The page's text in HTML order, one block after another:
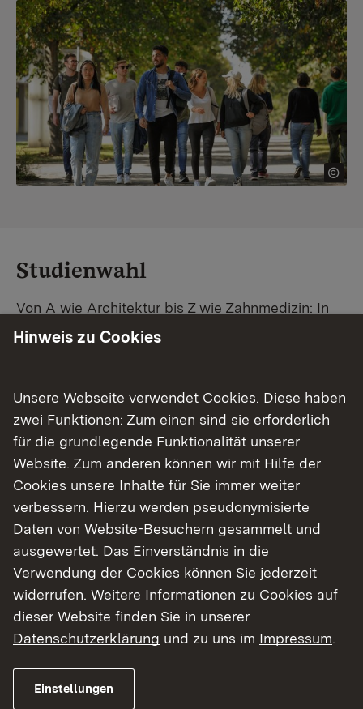
Studienwahl
Von A wie Architektur bis Z wie Zahnmedizin: In
Baden-Württemberg warten unzählige
Studiengangsuche schnell den passenden
Studienplatz. Außerdem gibt's eine Schritt-für-
Schritt-Anleitung zu deinem Traum-Studium.
Finde dein Studium in Baden-Württemberg
Hinweis zu Cookies
Unsere Webseite verwendet Cookies. Diese haben
zwei Funktionen: Zum einen sind sie erforderlich
für die grundlegende Funktionalität unserer
Website. Zum anderen können wir mit Hilfe der
Cookies unsere Inhalte für Sie immer weiter
verbessern. Hierzu werden pseudonymisierte
Daten von Website-Besuchern gesammelt und
ausgewertet. Das Einverständnis in die
Verwendung der Cookies können Sie jederzeit
widerrufen. Weitere Informationen zu Cookies auf
dieser Website finden Sie in unserer
Datenschutzerklärung und zu uns im Impressum.
Einstellungen